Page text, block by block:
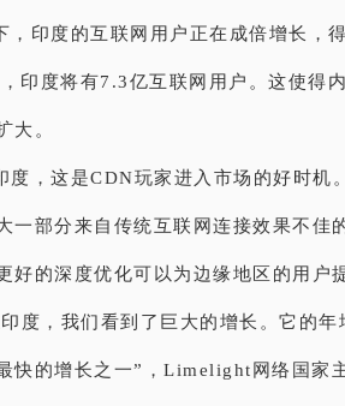
，印度的互联网用户正在成倍增长，
印度将有7.3亿互联网用户。这使得
大。
度，这是CDN玩家进入市场的好时机
一部分来自传统互联网连接效果不佳
好的深度优化可以为边缘地区的用户
度，我们看到了巨大的增长。它的
快的增长之一”，Limelight网络国家